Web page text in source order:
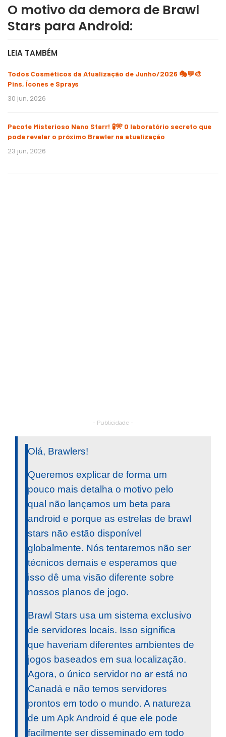
O motivo da demora de Brawl
Stars para Android:
LEIA TAMBÉM
Todos Cosméticos da Atualização de Junho/2026 🎭💬🎨
Pins, Ícones e Sprays
30 jun, 2026
Pacote Misterioso Nano Starr! 🧪🎌 O laboratório secreto que
pode revelar o próximo Brawler na atualização
23 jun, 2026
- Publicidade -
Olá, Brawlers!
Queremos explicar de forma um
pouco mais detalha o motivo pelo
qual não lançamos um beta para
android e porque as estrelas de brawl
stars não estão disponível
globalmente. Nós tentaremos não ser
técnicos demais e esperamos que
isso dê uma visão diferente sobre
nossos planos de jogo.
Brawl Stars usa um sistema exclusivo
de servidores locais. Isso significa
que haveriam diferentes ambientes de
jogos baseados em sua localização.
Agora, o único servidor no ar está no
Canadá e não temos servidores
prontos em todo o mundo. A natureza
de um Apk Android é que ele pode
facilmente ser disseminado em todo